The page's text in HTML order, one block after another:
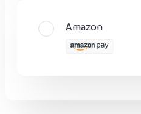
Amazon